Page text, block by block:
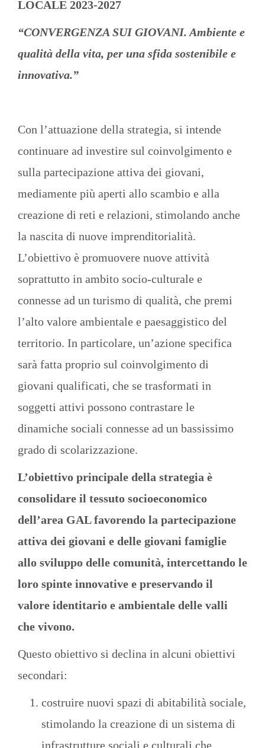
LOCALE 2023-2027
“CONVERGENZA SUI GIOVANI. Ambiente e
qualità della vita, per una sfida sostenibile e
innovativa.”
Con l’attuazione della strategia, si intende
continuare ad investire sul coinvolgimento e
sulla partecipazione attiva dei giovani,
mediamente più aperti allo scambio e alla
creazione di reti e relazioni, stimolando anche
la nascita di nuove imprenditorialità.
L’obiettivo è promuovere nuove attività
soprattutto in ambito socio-culturale e
connesse ad un turismo di qualità, che premi
l’alto valore ambientale e paesaggistico del
territorio. In particolare, un’azione specifica
sarà fatta proprio sul coinvolgimento di
giovani qualificati, che se trasformati in
soggetti attivi possono contrastare le
dinamiche sociali connesse ad un bassissimo
grado di scolarizzazione.
L’obiettivo principale della strategia è
consolidare il tessuto socioeconomico
dell’area GAL favorendo la partecipazione
attiva dei giovani e delle giovani famiglie
allo sviluppo delle comunità, intercettando le
loro spinte innovative e preservando il
valore identitario e ambientale delle valli
che vivono.
Questo obiettivo si declina in alcuni obiettivi
secondari:
costruire nuovi spazi di abitabilità sociale,
stimolando la creazione di un sistema di
infrastrutture sociali e culturali che